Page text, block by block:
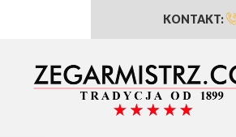
KONTAKT: